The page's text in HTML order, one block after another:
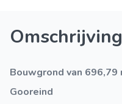
Omschrijving
Bouwgrond van 696,79 m² op rustige ligging in Oud
Gooreind